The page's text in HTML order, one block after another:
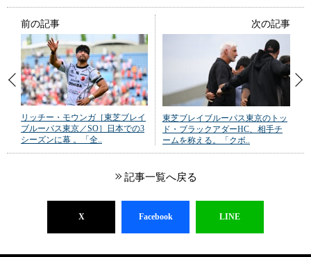
前の記事
リッチー・モウンガ［東芝ブレイ
ブルーパス東京／SO］日本での3
シーズンに幕 。「全..
次の記事
東芝ブレイブルーパス東京のトッ
ド・ブラックアダーHC、相手チ
ームを称える。「クボ..
記事一覧へ戻る
X Facebook LINE